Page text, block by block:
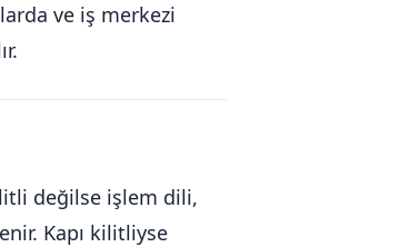
ve iş merkezi
değilse işlem dili,
Kapı kilitliyse